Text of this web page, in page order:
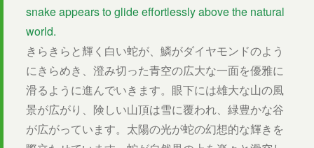
snake appears to glide effortlessly above the natural
world.
きらきらと輝く白い蛇が、鱗がダイヤモンドのよう
にきらめき、澄み切った青空の広大な一面を優雅に
滑るように進んでいきます。眼下には雄大な山の風
景が広がり、険しい山頂は雪に覆われ、緑豊かな谷
が広がっています。太陽の光が蛇の幻想的な輝きを